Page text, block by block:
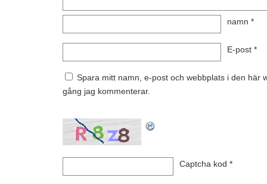
namn *
E-post *
Spara mitt namn, e-post och webbplats i den här
gång jag kommenterar.
Captcha kod *